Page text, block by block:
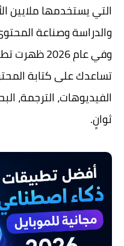
التي يستخدمها ملايين
والدراسة وصناعة
تساعدك على كتابة
الفيديوهات، الترجمة،
ثوانٍ.